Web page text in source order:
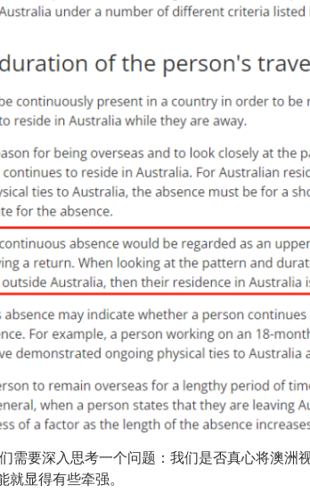
需要深入思考一个问题：我们是否真心将澳
显得有些牵强。